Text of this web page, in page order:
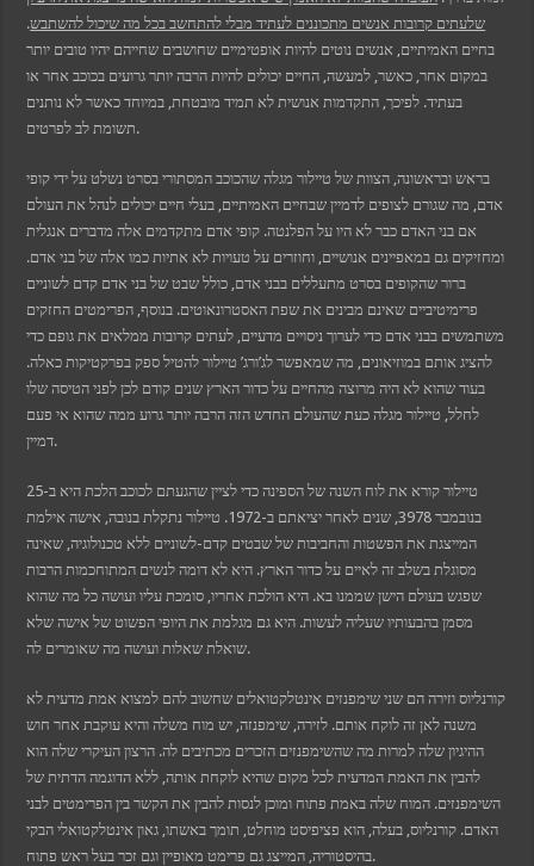
שלעתים קרובות אנשים מתכוננים לעתיד מבלי להתחשב בכל מה שיכול להשתבש.
בחיים האמיתיים, אנשים נוטים להיות אופטימיים שחושבים שחייהם יהיו טובים יותר
במקום אחר, כאשר, למעשה, החיים יכולים להיות הרבה יותר גרועים בכוכב אחר או
בעתיד. לפיכך, התקדמות אנושית לא תמיד מובטחת, במיוחד כאשר לא נותנים
תשומת לב לפרטים.
בראש ובראשונה, הצוות של טיילור מגלה שהכוכב המסתורי בסרט נשלט על ידי קופי
אדם, מה שגורם לצופים לדמיין שבחיים האמיתיים, בעלי חיים יכולים לנהל את העולם
אם בני האדם כבר לא היו על הפלנטה. קופי אדם מתקדמים אלה מדברים אנגלית
ומחזיקים גם במאפיינים אנושיים, וחוזרים על טעויות לא אתיות כמו אלה של בני אדם.
ברור שהקופים בסרט מתעללים בבני אדם, כולל שבט של בני אדם קדם לשוניים
פרימיטיביים שאינם מבינים את שפת האסטרונאוטים. בנוסף, הפרימטים החזקים
משתמשים בבני אדם כדי לערוך ניסויים מדעיים, לעתים קרובות ממלאים את גופם כדי
להציג אותם במוזיאונים, מה שמאפשר לג’ורג’ טיילור להטיל ספק בפרקטיקות כאלה.
בעוד שהוא לא היה מרוצה מהחיים על כדור הארץ שנים קודם לכן לפני הטיסה שלו
לחלל, טיילור מגלה כעת שהעולם החדש הזה הרבה יותר גרוע ממה שהוא אי פעם
דמיין.
טיילור קורא את לוח השנה של הספינה כדי לציין שהגעתם לכוכב הלכת היא ב-25
בנובמבר 3978, שנים לאחר יציאתם ב-1972. טיילור נתקלת בנובה, אישה אילמת
המייצגת את הפשטות והחביבות של שבטים קדם-לשוניים ללא טכנולוגיה, שאינה
מסוגלת בשלב זה לאיים על כדור הארץ. היא לא דומה לנשים המתוחכמות הרבות
שפגש בעולם הישן שממנו בא. היא הולכת אחריו, סומכת עליו ועושה כל מה שהוא
מסמן בהבעותיו שעליה לעשות. היא גם מגלמת את היופי הפשוט של אישה שלא
שואלת שאלות ועושה מה שאומרים לה.
קורנליוס וזירה הם שני שימפנזים אינטלקטואלים שחשוב להם למצוא אמת מדעית לא
משנה לאן זה לוקח אותם. לזירה, שימפנזה, יש מוח משלה והיא עוקבת אחר חוש
ההיגיון שלה למרות מה שהשימפנזים הזכרים מכתיבים לה. הרצון העיקרי שלה הוא
להבין את האמת המדעית לכל מקום שהיא לוקחת אותה, ללא הדוגמה הדתית של
השימפנזים. המוח שלה באמת פתוח ומוכן לנסות להבין את הקשר בין הפרימטים לבני
האדם. קורנליוס, בעלה, הוא פציפיסט מוחלט, תומך באשתו, גאון אינטלקטואלי הבקי
בהיסטוריה, המייצג גם פרימט מאופיין וגם זכר בעל ראש פתוח.